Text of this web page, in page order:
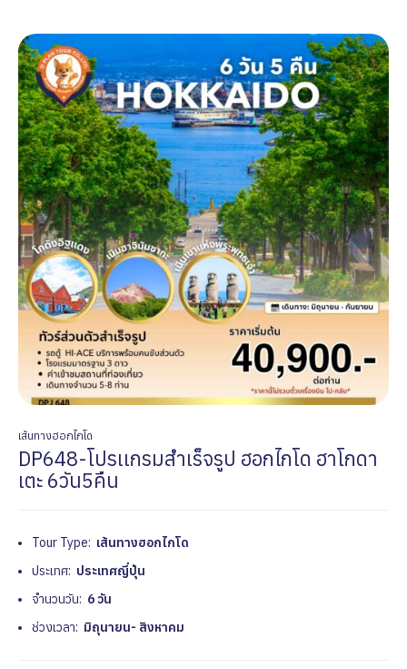
เส้นทางฮอกไกโด
DP648-โปรเเกรมสำเร็จรูป ฮอกไกโด ฮาโกดา
เตะ 6วัน5คืน
Tour Type: เส้นทางฮอกไกโด
ประเทศ: ประเทศญี่ปุ่น
จำนวนวัน: 6 วัน
ช่วงเวลา: มิถุนายน- สิงหาคม